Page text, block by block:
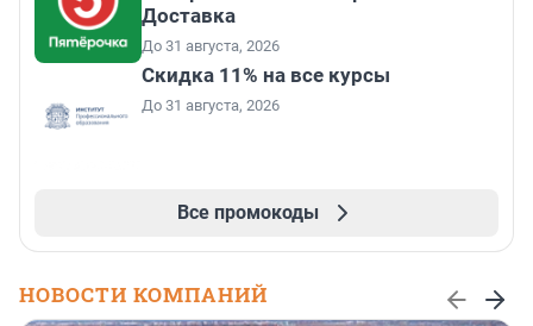
Доставка
До 31 августа, 2026
Скидка 11% на все курсы
До 31 августа, 2026
Все промокоды
НОВОСТИ КОМПАНИЙ